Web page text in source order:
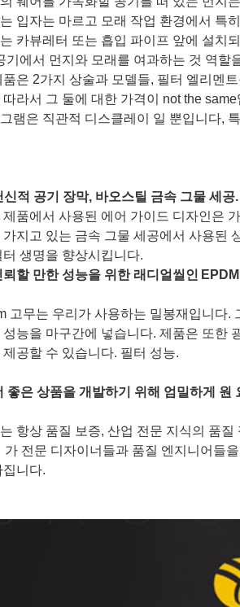
입자는 마르고 모래 작업 환경에서 특
카뷰레터 또는 흡입 파이프 앞에 설치
기에서 먼지와 모래를 여과하는 것 역할
품은 2가지 상술과 모델들, 필터 엘리멘
따라서 그 둘에 대한 가격이 not the
램은 직관적 디스클레이 일 뿐입니다,
신적 공기 장막, 바오스틸 금속 그물 세공.
제품에서 사용된 에어 가이드 디자인은
가지고 있는 금속 그물 세공에서 사용된
터 생명을 향상시킵니다.
뢰할 만한 성능을 위한 래디얼씰인 EPDM
고무는 우리가 사용하는 밀봉재입니다.
성능을 마구간에 넣습니다. 제품은 또한
제공할 수 있습니다. 필터 성능.
좋은 상품을 개발하기 위해 엄밀하게 원
항상 품질 보증, 산업 전문 지식의 품
가 전문 디자이너들과 품질 엔지니어들
집니다.